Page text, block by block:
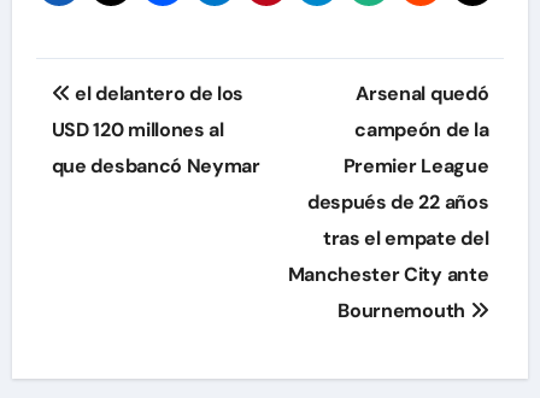
Navegación
de
entradas
el delantero de los
USD 120 millones al
que desbancó Neymar
Arsenal quedó
campeón de la
Premier League
después de 22 años
tras el empate del
Manchester City ante
Bournemouth